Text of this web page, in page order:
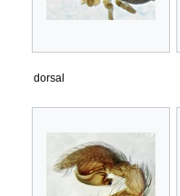
dorsal